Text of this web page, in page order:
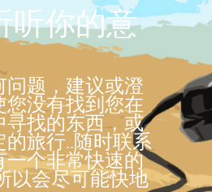
听你的意
题，建议或澄
没有找到您在
寻找的东西，或
旅行..随时联系
一个非常快速的
以会尽可能快地